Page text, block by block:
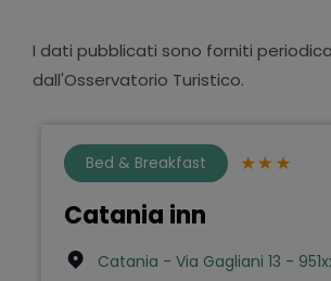
I dati pubblicati sono forniti
dall'Osservatorio Turistico.
Bed & Breakfast
Catania inn
Catania - Via Gagliani 13 -